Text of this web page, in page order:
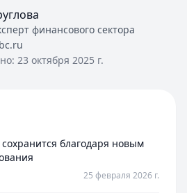
финансового сектора
23 октября 2025 г.
сохранится благодаря новым
25 февраля 2026 г.